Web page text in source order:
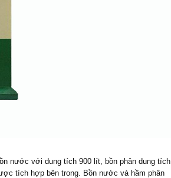
nước với dung tích 900 lít, bồn phân dung tích
tích hợp bên trong. Bồn nước và hầm phân